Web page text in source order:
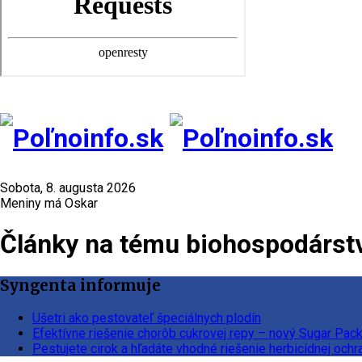
Sobota, 8. augusta 2026
Meniny má Oskar
Články na tému
Syngenta informuje
Ušetri ako pestovateľ špeciálnych plodín
Efektívne riešenie chorôb cukrovej repy – nový Sugar Pack
Pestujete cirok a hľadáte vhodné riešenie herbicídnej